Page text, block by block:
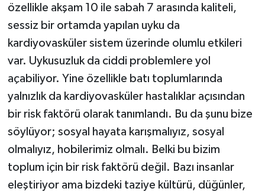
özellikle akşam 10 ile sabah 7 arasında kaliteli,
sessiz bir ortamda yapılan uyku da
kardiyovasküler sistem üzerinde olumlu etkileri
var. Uykusuzluk da ciddi problemlere yol
açabiliyor. Yine özellikle batı toplumlarında
yalnızlık da kardiyovasküler hastalıklar açısından
bir risk faktörü olarak tanımlandı. Bu da şunu bize
söylüyor; sosyal hayata karışmalıyız, sosyal
olmalıyız, hobilerimiz olmalı. Belki bu bizim
toplum için bir risk faktörü değil. Bazı insanlar
eleştiriyor ama bizdeki taziye kültürü, düğünler,